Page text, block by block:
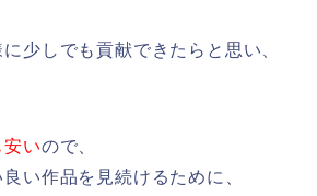
少しでも貢献できたらと思い、
いので、
い作品を見続けるために、